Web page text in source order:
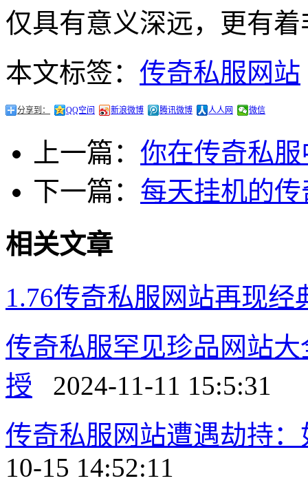
仅具有意义深远，更有
本文标签： 传奇私服网站
分享到： QQ空间 新浪微博 腾讯微博 人人网 微信
上一篇： 你在传奇私
下一篇： 每天挂机的
相关文章
1.76传奇私服网站再现经
传奇私服罕见珍品网站
授 2024-11-11 15:5:31
传奇私服网站遭遇劫持
10-15 14:52:11